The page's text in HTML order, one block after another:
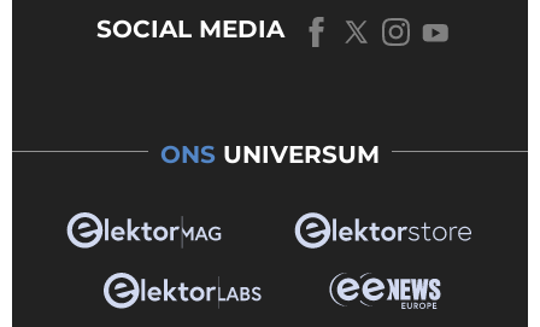
SOCIAL MEDIA
ONS UNIVERSUM